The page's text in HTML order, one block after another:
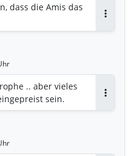
dass die Amis das
.. aber vieles
sein.